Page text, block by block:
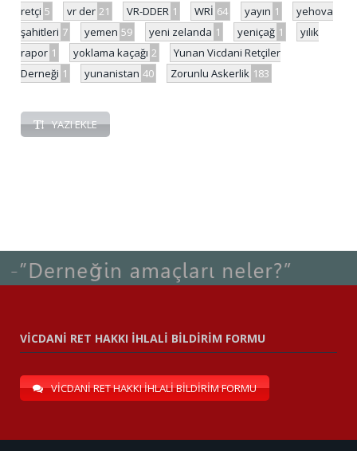
retçi 5 vr der 21 VR-DDER 1 WRİ 64 yayın 1
yehova
şahitleri 7 yemen 59 yeni zelanda 1 yeniçağ 1
yılık
rapor 1 yoklama kaçağı 2
Yunan Vicdani Retçiler
Derneği 1 yunanistan 40 Zorunlu Askerlik 183
YAZI EKLE
VİCDANİ RET HAKKI İHLALİ BİLDİRİM FORMU
VİCDANİ RET HAKKI İHLALİ BİLDİRİM FORMU